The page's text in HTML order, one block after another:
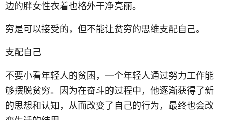
边的胖女性衣着也格外干净亮丽。
穷是可以接受的，但不能让贫穷的思维支配自己。
支配自己
不要小看年轻人的贫困，一个年轻人通过努力工作能
够摆脱贫穷。因为在奋斗的过程中，他逐渐获得了新
的思想和认知，从而改变了自己的行为，最终也会改